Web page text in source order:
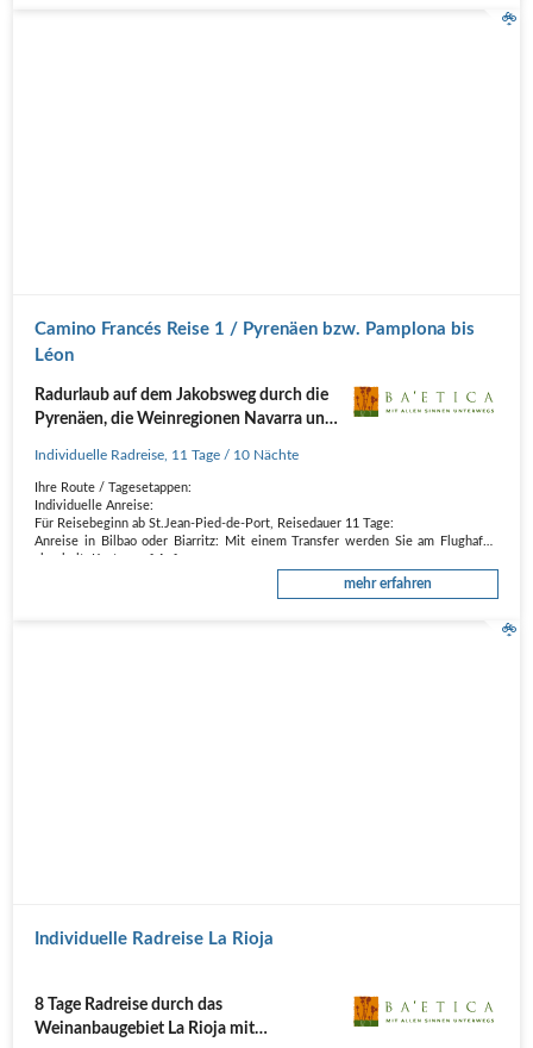
Camino Francés Reise 1 / Pyrenäen bzw. Pamplona bis
Léon
Radurlaub auf dem Jakobsweg durch die
Pyrenäen, die Weinregionen Navarra und
zwischen Burgos und León
Individuelle Radreise 11 Tage / 10 Nächte
Ihre Route / Tagesetappen:
Individuelle Anreise:
Für Reisebeginn ab St.Jean-Pied-de-Port, Reisedauer 11 Tage:
Anreise in Bilbao oder Biarritz: Mit einem Transfer werden Sie am Flughafen
Anreise in Pamplona: Mit dem Linienbus erreichen Sie ab Pamplona den
mehr erfahren
Individuelle Radreise La Rioja
8 Tage Radreise durch das
Weinanbaugebiet La Rioja mit